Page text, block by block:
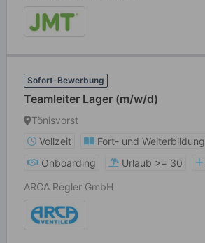
Sofort-Bewerbung
Teamleiter Lager (m/w/d)
Tönisvorst
Vollzeit
Fort- und Weiterbildung
Onboarding
Urlaub >= 30
ARCA Regler GmbH